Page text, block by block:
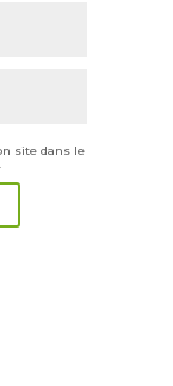
site dans le